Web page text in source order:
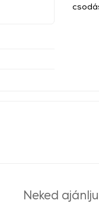
Neked